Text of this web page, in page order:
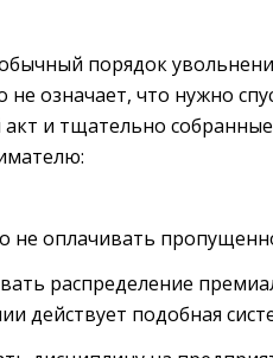
порядок
не означает, что нужно
и тщательно
не оплачивать
распределение
действует подобная